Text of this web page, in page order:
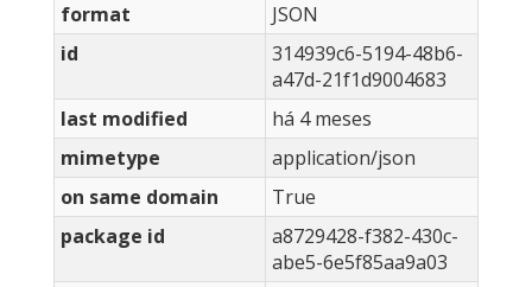
format
JSON
id
314939c6-5194-48b6-
a47d-21f1d9004683
last modified
há 4 meses
mimetype
application/json
on same domain
True
package id
a8729428-f382-430c-
abe5-6e5f85aa9a03